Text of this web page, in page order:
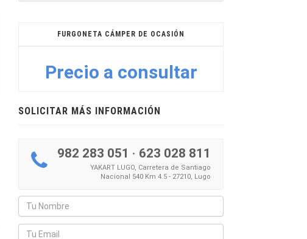
FURGONETA CÁMPER DE OCASIÓN
Precio a consultar
SOLICITAR MÁS INFORMACIÓN
982 283 051 · 623 028 811
YAKART LUGO, Carretera de Santiago
Nacional 540 Km 4.5 - 27210, Lugo